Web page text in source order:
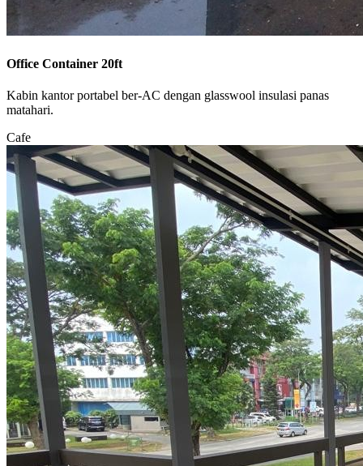
Office Container 20ft
Kabin kantor portabel ber-AC dengan glasswool insulasi panas
matahari.
Cafe